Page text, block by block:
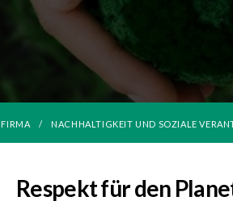
FIRMA NACHHALTIGKEIT UND SOZIALE
Respekt für den